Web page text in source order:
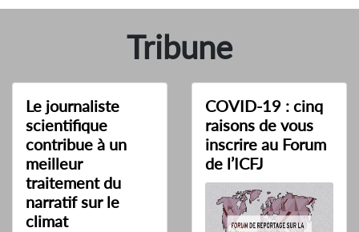
Tribune
Le journaliste
scientifique
contribue à un
meilleur
traitement du
narratif sur le
climat
COVID-19 : cinq
raisons de vous
inscrire au Forum
de l’ICFJ